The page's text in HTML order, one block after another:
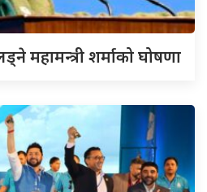
महामन्त्री शर्माको घोषणा